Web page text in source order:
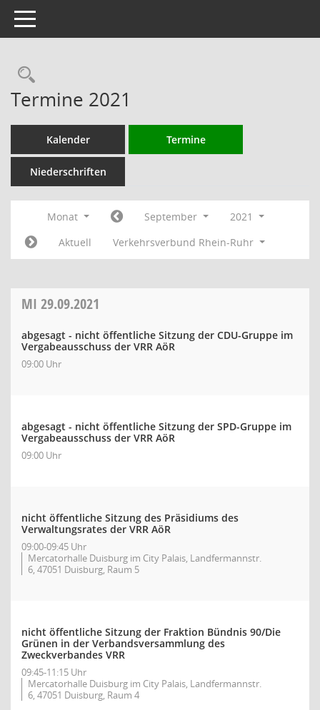
Toggle navigation
Rechercheauswahl
Termine 2021
Kalender Termine
Niederschriften
Monat September
2021
Aktuell
Verkehrsverbund Rhein-Ruhr
MI 29.09.2021
abgesagt - nicht öffentliche Sitzung der CDU-Gruppe im
Vergabeausschuss der VRR AöR
09:00 Uhr
abgesagt - nicht öffentliche Sitzung der SPD-Gruppe im
Vergabeausschuss der VRR AöR
09:00 Uhr
nicht öffentliche Sitzung des Präsidiums des
Verwaltungsrates der VRR AöR
09:00-09:45 Uhr
Mercatorhalle Duisburg im City Palais, Landfermannstr.
6, 47051 Duisburg, Raum 5
nicht öffentliche Sitzung der Fraktion Bündnis 90/Die
Grünen in der Verbandsversammlung des
Zweckverbandes VRR
09:45-11:15 Uhr
Mercatorhalle Duisburg im City Palais, Landfermannstr.
6, 47051 Duisburg, Raum 4